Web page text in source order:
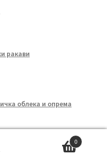
ракави
облека и опрема
0